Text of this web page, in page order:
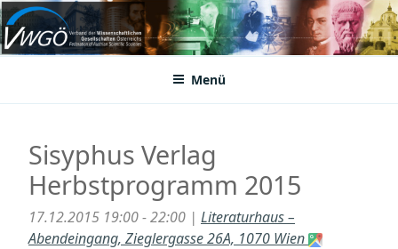
Zum
Inhalt
springenVWGÖ
Federation of Austrian Scientific Societies
Menü
Sisyphus Verlag
Herbstprogramm 2015
17.12.2015 19:00 - 22:00 | Literaturhaus –
Abendeingang, Zieglergasse 26A, 1070 Wien